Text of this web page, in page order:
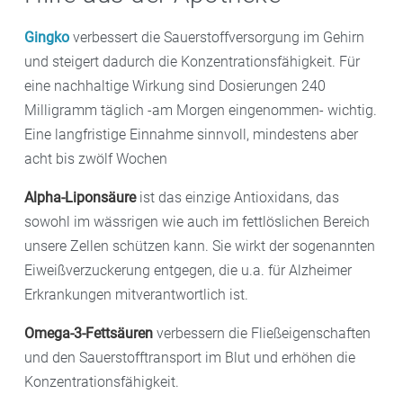
auch eine Vorbeugung gegen Demenz sein können.
geklärt. Experten gehen davon aus, dass Menschen,
die schlecht hören, für alltägliche Kommunikation
relativ viel Energie und Anstrengung aufbringen
müssen, sie sind schon allein durch das Hören- und
Verstehen-Wollen erschöpft. Dadurch können die
vermittelten Inhalte nicht mehr ausreichend
verarbeitet werden. So gilt dieVerbindung zwischen
Schwerhörigkeit und dem Abbau von kognitiven
Fähigkeitenmittlerweile als erwiesen.
Durchblutung fördert, erhält zugleich die körperliche
sowie die mentale Leistungsfähigkeit. Eine
abwechslungsreiche Ernährung
mit viel Obst und
Gemüse, hochwertigen pflanzlichen Ölen,
Vollkorngetreide, Nüssen, Samen sowie hin und
wieder Fisch oder Fleisch ist das beste „Brainfood“:
mehr Konzentration und unterstützen die
Merkfähigkeit.
Außerdem sind drei Mahlzeiten täglich zu empfehlen.
Denn damit das Gehirn gut funktionieren kann, sollten
konstanten Niveau halten. Fällt der Blutzuckerspiegel
zu stark, sinkt auch die Konzentrationsfähigkeit.
Gingko verbessert die Sauerstoffversorgung im Gehirn
und steigert dadurch die Konzentrationsfähigkeit. Für
eine nachhaltige Wirkung sind Dosierungen 240
Milligramm täglich -am Morgen eingenommen- wichtig.
Eine langfristige Einnahme sinnvoll, mindestens aber
acht bis zwölf Wochen
Alpha-Liponsäureist das einzige Antioxidans, das
sowohl im wässrigen wie auch im fettlöslichen Bereich
unsere Zellen schützen kann. Sie wirkt der sogenannten
Eiweißverzuckerung entgegen, die u.a. für Alzheimer
Erkrankungen mitverantwortlich ist.
Omega-3-Fettsäuren verbessern die Fließeigenschaften
und den Sauerstofftransport im Blut und erhöhen die
Konzentrationsfähigkeit.